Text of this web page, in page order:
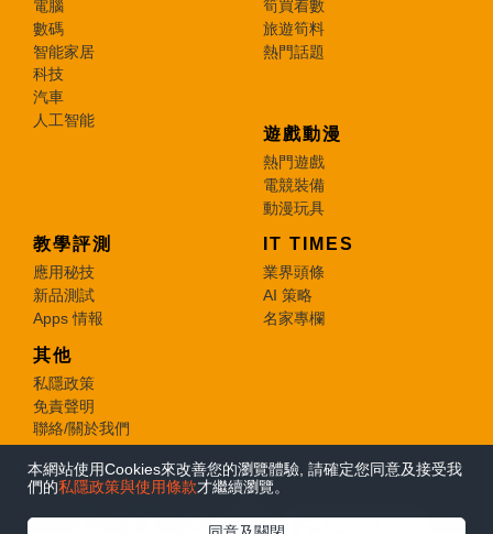
本網站使用Cookies來改善您的瀏覽體驗, 請確定您同意及接受我
們的私隱政策與使用條款才繼續瀏覽。
電腦
數碼
智能家居
科技
汽車
人工智能
筍買着數
旅遊筍料
熱門話題
遊戲動漫
熱門遊戲
電競裝備
動漫玩具
教學評測
應用秘技
新品測試
Apps 情報
IT TIMES
業界頭條
AI 策略
名家專欄
其他
私隱政策
免責聲明
聯絡/關於我們
© 2026 e-zone. All Rights Reserved.